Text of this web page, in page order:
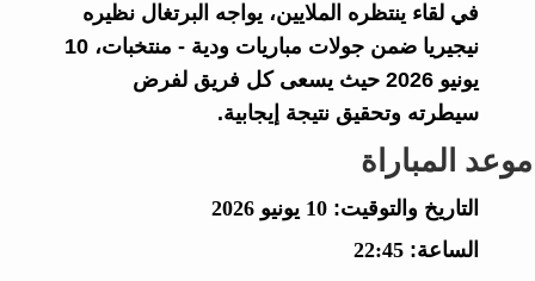
في لقاء ينتظره الملايين، يواجه البرتغال نظيره
نيجيريا ضمن جولات مباريات ودية - منتخبات، 10
يونيو 2026 حيث يسعى كل فريق لفرض
سيطرته وتحقيق نتيجة إيجابية.
موعد المباراة
التاريخ والتوقيت: 10 يونيو 2026
الساعة: 22:45